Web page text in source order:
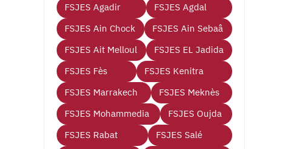
FSJES Agadir
FSJES Agdal
FSJES Ain Chock
FSJES Ain Sebaâ
FSJES Ait Melloul
FSJES EL Jadida
FSJES Fès
FSJES Kenitra
FSJES Marrakech
FSJES Meknès
FSJES Mohammedia
FSJES Oujda
FSJES Rabat
FSJES Salé